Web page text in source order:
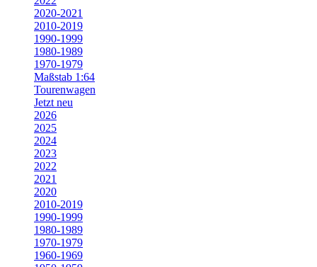
2020-2021
2010-2019
1990-1999
1980-1989
1970-1979
Maßstab 1:64
Tourenwagen
Jetzt neu
2026
2025
2024
2023
2022
2021
2020
2010-2019
1990-1999
1980-1989
1970-1979
1960-1969